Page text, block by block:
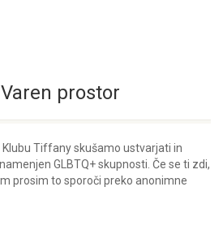
prostor
Klubu Tiffany skušamo ustvarjati in
GLBTQ+ skupnosti. Če se ti zdi,
prosim to sporoči preko anonimne